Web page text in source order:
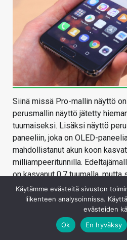
Siinä missä Pro-mallin näyttö
perusmallin näyttö jätetty
tuumaiseksi. Lisäksi näyttö
paneeliin, joka on OLED-
mahdollistanut akun koon
milliampeeritunnilla.
on kasvanut 0,7 tuumalla, mutta
on muuttunut merkittävästi.
Käytämme evästeitä sivuston
liikenteen analysoinnissa.
evästeiden
Ok
En hyväksy